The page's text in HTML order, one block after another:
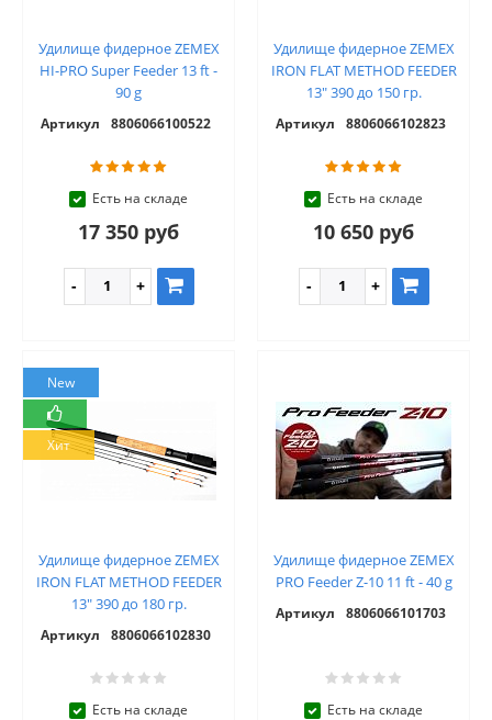
Удилище фидерное ZEMEX
HI-PRO Super Feeder 13 ft -
90 g
Артикул 8806066100522
Есть на складе
17 350 руб
Удилище фидерное ZEMEX
IRON FLAT METHOD FEEDER
13" 390 до 150 гр.
Артикул 8806066102823
Есть на складе
10 650 руб
New
Хит
Удилище фидерное ZEMEX
IRON FLAT METHOD FEEDER
13" 390 до 180 гр.
Артикул 8806066102830
Есть на складе
Удилище фидерное ZEMEX
PRO Feeder Z-10 11 ft - 40 g
Артикул 8806066101703
Есть на складе